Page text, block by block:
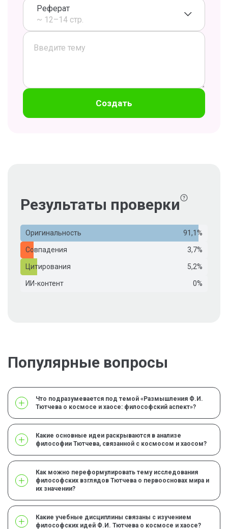
Реферат
~ 12–14 стр.
Создать
Результаты проверки
Оригинальность 91,1%
Совпадения 3,7%
Цитирования 5,2%
ИИ-контент 0%
Популярные вопросы
Что подразумевается под темой «Размышления Ф.И.
Тютчева о космосе и хаосе: философский аспект»?
Какие основные идеи раскрываются в анализе
философии Тютчева, связанной с космосом и хаосом?
Как можно переформулировать тему исследования
философских взглядов Тютчева о первоосновах мира и
их значении?
Какие учебные дисциплины связаны с изучением
философских идей Ф.И. Тютчева о космосе и хаосе?